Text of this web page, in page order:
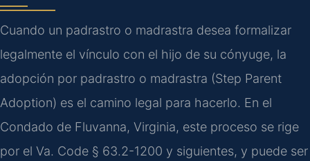
Cuando un padrastro o madrastra desea formalizar
legalmente el vínculo con el hijo de su cónyuge, la
adopción por padrastro o madrastra (Step Parent
Adoption) es el camino legal para hacerlo. En el
Condado de Fluvanna, Virginia, este proceso se rige
por el Va. Code § 63.2-1200 y siguientes, y puede ser